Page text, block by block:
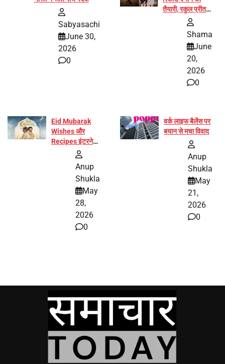
Sabyasachi
June 30,
2026
0
तैयारी, रकुल प्रीत
और प्रज्ञा जायसवाल
Shama
June
20,
2026
0
Eid Mubarak
Wishes और
Recipes इंटरनेट
पर हुईं वायरल
Anup
Shukla
May
28,
2026
0
वर्क लाइफ बैलेंस पर
बयान से मचा विवाद
Anup
Shukla
May
21,
2026
0